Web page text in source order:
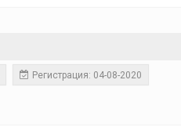
Регистрация: 04-08-2020